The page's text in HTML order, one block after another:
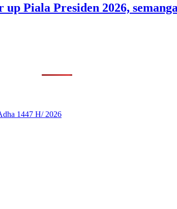
Piala Presiden 2026,
1447 H/ 2026